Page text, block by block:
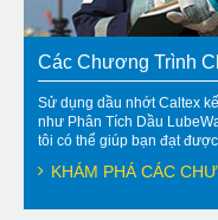
Các Chương Trình
Sử dụng dầu nhớt Caltex
như Phân Tích Dầu
tôi có thể giúp bạn đạt
KHÁM PHÁ CÁC